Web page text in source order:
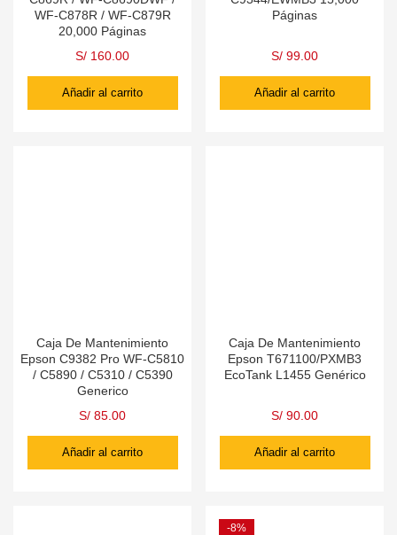
WF-C878R / WF-C879R
20,000 Páginas
S/ 160.00
Añadir al carrito
Páginas
S/ 99.00
Añadir al carrito
Caja De Mantenimiento
Epson C9382 Pro WF-C5810
/ C5890 / C5310 / C5390
Generico
S/ 85.00
Añadir al carrito
Caja De Mantenimiento
Epson T671100/PXMB3
EcoTank L1455 Genérico
S/ 90.00
Añadir al carrito
-8%